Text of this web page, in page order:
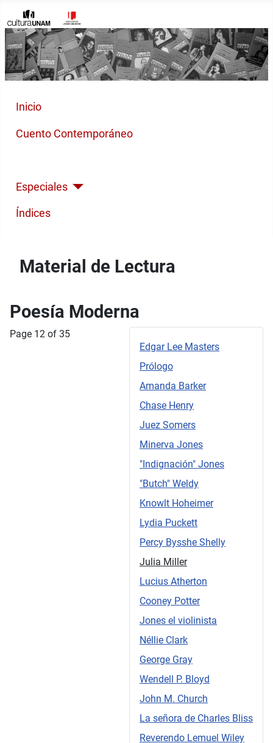
Inicio
Cuento Contemporáneo
Especiales
Índices
Material de Lectura
Poesía Moderna
Edgar Lee Masters
Prólogo
Amanda Barker
Chase Henry
Juez Somers
Minerva Jones
"Indignación" Jones
"Butch" Weldy
Knowlt Hoheimer
Lydia Puckett
Percy Bysshe Shelly
Julia Miller
Lucius Atherton
Cooney Potter
Jones el violinista
Néllie Clark
George Gray
Wendell P. Bloyd
John M. Church
La señora de Charles Bliss
Reverendo Lemuel Wiley
Page 12 of 35